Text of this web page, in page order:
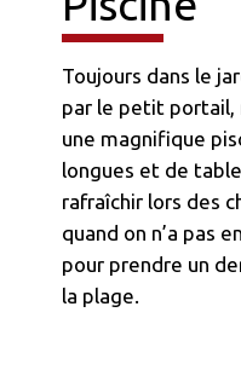
Toujours dans le
par le petit portail,
une magnifique
longues et de
rafraîchir lors des
quand on n’a pas
pour prendre un
la plage.